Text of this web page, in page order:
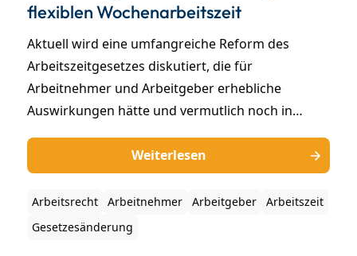
flexiblen Wochenarbeitszeit
Aktuell wird eine umfangreiche Reform des
Arbeitszeitgesetzes diskutiert, die für
Arbeitnehmer und Arbeitgeber erhebliche
Auswirkungen hätte und vermutlich noch in
relevant ist der voraussichtliche Abschied vom
starren 8-Stunden-Arbeitstag, hin zu einer
flexibleren Wochenarbeitszeit.
Weiterlesen
Arbeitsrecht Arbeitnehmer Arbeitgeber
Arbeitszeit
Gesetzesänderung